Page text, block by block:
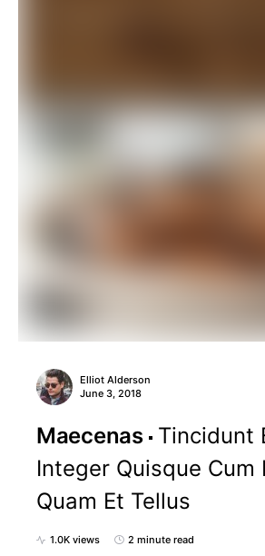
Elliot Alderson
June 3, 2018
Maecenas Tincidunt
Integer Quisque Cum
Quam Et Tellus
1.0K views 2 minute read